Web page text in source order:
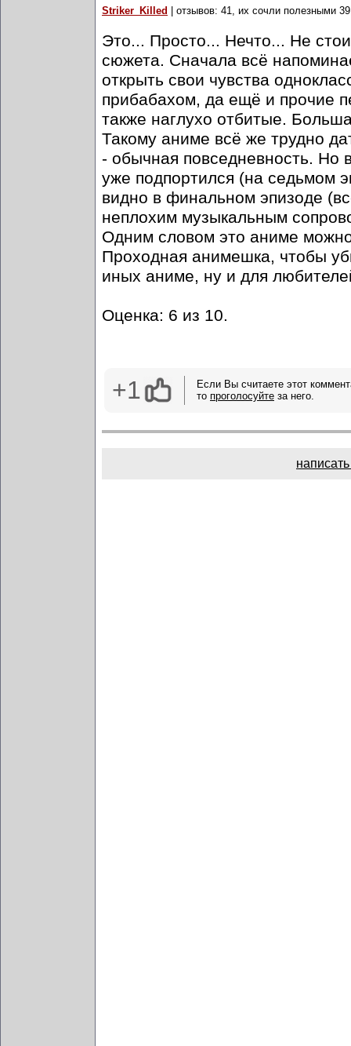
Striker_Killed | отзывов: 41, их сочли полезными
Это... Просто... Нечто... Не
сюжета. Сначала всё
открыть свои чувства
прибабахом, да ещё и прочие
также наглухо отбитые.
Такому аниме всё же трудно
- обычная повседневность. Но
уже подпортился (на седьмом
видно в финальном эпизоде
неплохим музыкальным
Одним словом это аниме
Проходная анимешка, чтобы
иных аниме, ну и для
Оценка: 6 из 10.
+1
Если Вы считаете этот
то проголосуйте за него.